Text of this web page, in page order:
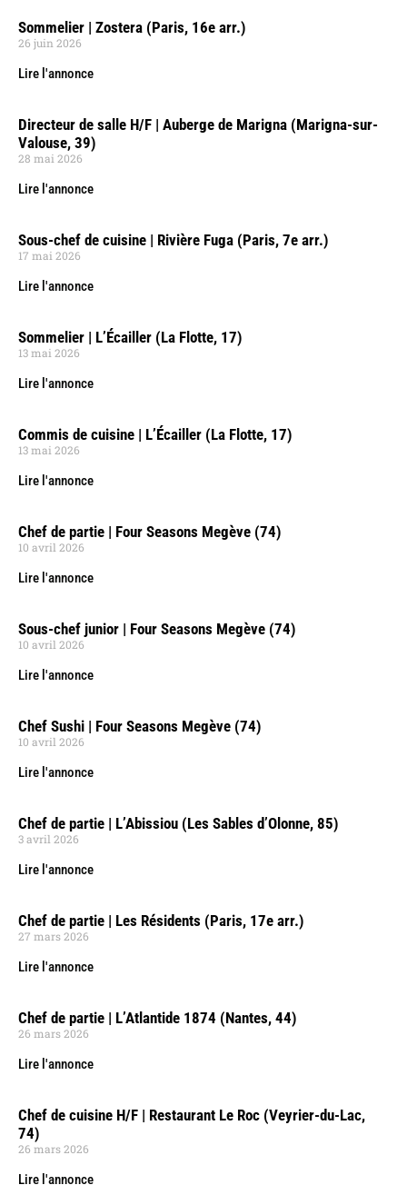
Sommelier | Zostera (Paris, 16e arr.)
26 juin 2026
Lire l'annonce
Directeur de salle H/F | Auberge de Marigna (Marigna-sur-
Valouse, 39)
28 mai 2026
Lire l'annonce
Sous-chef de cuisine | Rivière Fuga (Paris, 7e arr.)
17 mai 2026
Lire l'annonce
Sommelier | L’Écailler (La Flotte, 17)
13 mai 2026
Lire l'annonce
Commis de cuisine | L’Écailler (La Flotte, 17)
13 mai 2026
Lire l'annonce
Chef de partie | Four Seasons Megève (74)
10 avril 2026
Lire l'annonce
Sous-chef junior | Four Seasons Megève (74)
10 avril 2026
Lire l'annonce
Chef Sushi | Four Seasons Megève (74)
10 avril 2026
Lire l'annonce
Chef de partie | L’Abissiou (Les Sables d’Olonne, 85)
3 avril 2026
Lire l'annonce
Chef de partie | Les Résidents (Paris, 17e arr.)
27 mars 2026
Lire l'annonce
Chef de partie | L’Atlantide 1874 (Nantes, 44)
26 mars 2026
Lire l'annonce
Chef de cuisine H/F | Restaurant Le Roc (Veyrier-du-Lac,
74)
26 mars 2026
Lire l'annonce